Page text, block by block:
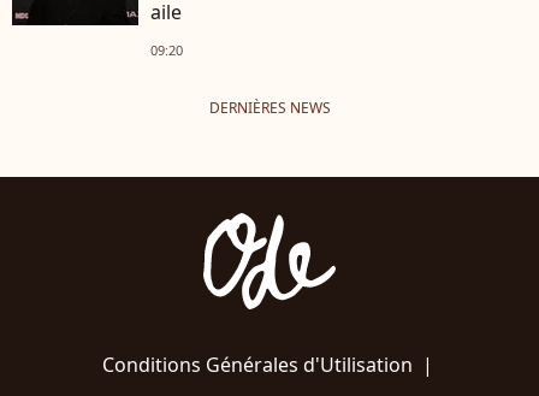
aile
09:20
DERNIÈRES NEWS
Conditions Générales d'Utilisation |